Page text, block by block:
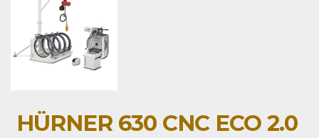
HÜRNER 630 CNC ECO 2.0